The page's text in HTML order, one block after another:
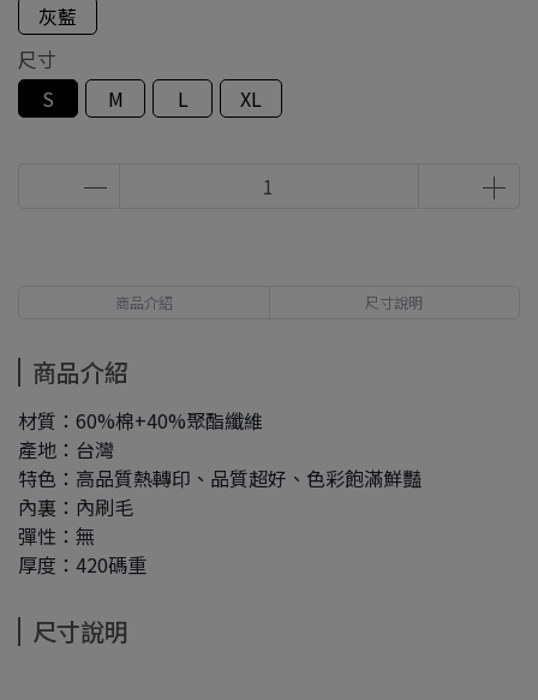
灰藍
尺寸
S
M L XL
商品介紹 尺寸說明
商品介紹
材質：60%棉+40%聚酯纖維
產地：台灣
特色：高品質熱轉印、品質超好、色彩飽滿鮮豔
內裏：內刷毛
彈性：無
厚度：420碼重
尺寸說明